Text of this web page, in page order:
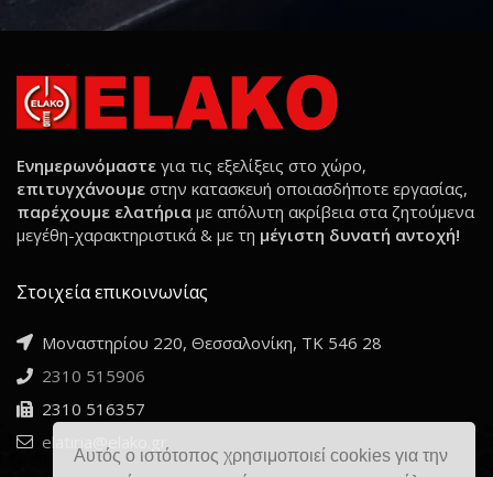
Αυτός ο ιστότοπος χρησιμοποιεί cookies για την
Ενημερωνόμαστε για τις εξελίξεις στο χώρο,
επιτυγχάνουμε στην κατασκευή οποιασδήποτε εργασίας,
παρέχουμε ελατήρια με απόλυτη ακρίβεια στα ζητούμενα
μεγέθη-χαρακτηριστικά & με τη μέγιστη δυνατή αντοχή!
Στοιχεία επικοινωνίας
Μοναστηρίου 220, Θεσσαλονίκη, ΤΚ 546 28
2310 515906
2310 516357
elatiria@elako.gr